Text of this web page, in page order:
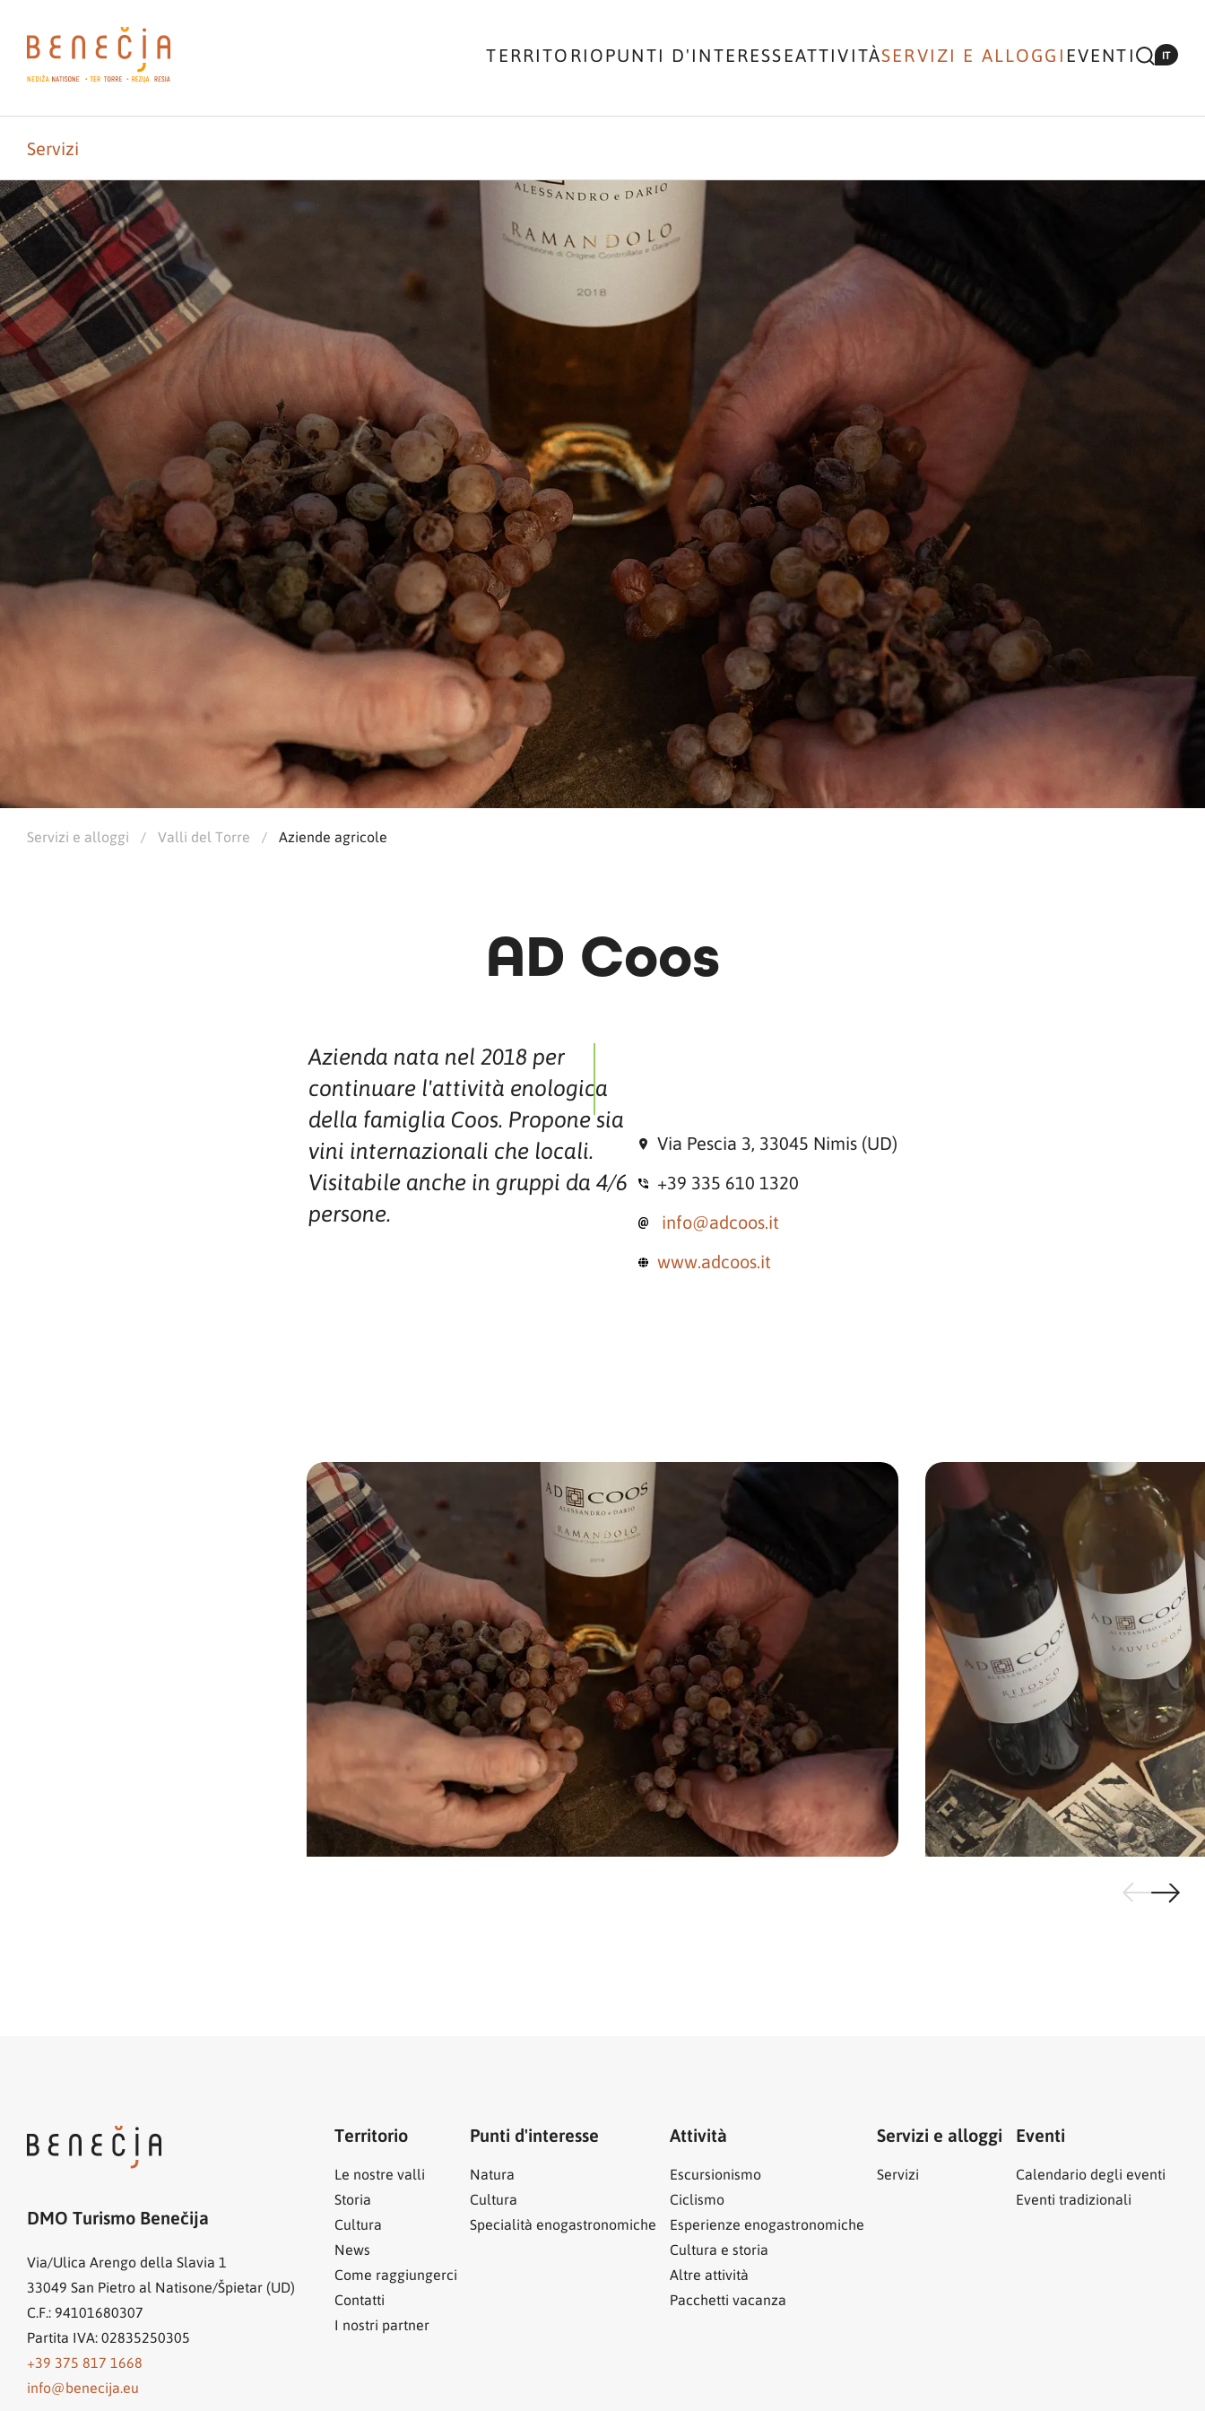
TERRITORIOPUNTI D'INTERESSEATTIVITÀSERVIZI E ALLOGGI EVENTI IT
Servizi
Servizi e alloggi / Valli del Torre / Aziende agricole
AD Coos
Azienda nata nel 2018 per
continuare l'attività enologica
della famiglia Coos. Propone sia
vini internazionali che locali.
Visitabile anche in gruppi da 4/6
persone.
Via Pescia 3, 33045 Nimis (UD)
+39 335 610 1320
info@adcoos.it
www.adcoos.it
DMO Turismo Benečija
Via/Ulica Arengo della Slavia 1
33049 San Pietro al Natisone/Špietar (UD)
C.F.: 94101680307
Partita IVA: 02835250305
+39 375 817 1668
info@benecija.eu
Territorio
Le nostre valli
Storia
Cultura
News
Come raggiungerci
Contatti
I nostri partner
Punti d'interesse
Natura
Cultura
Specialità enogastronomiche
Attività
Escursionismo
Ciclismo
Esperienze enogastronomiche
Cultura e storia
Altre attività
Pacchetti vacanza
Servizi e alloggi
Servizi
Eventi
Calendario degli eventi
Eventi tradizionali